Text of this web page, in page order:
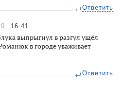
Ответить
16:41
выпрыгнул в разгул ущёл
в городе уваживает
Ответить